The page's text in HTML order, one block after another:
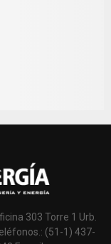
303 Torre 1 Urb.
(51-1) 437-